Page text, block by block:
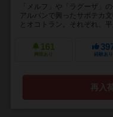
「メルフ」や「ラグーザ」
アルバンで興ったサポテカ
とオコトラン。それぞれ、
161
興味あり 経験あり
再入